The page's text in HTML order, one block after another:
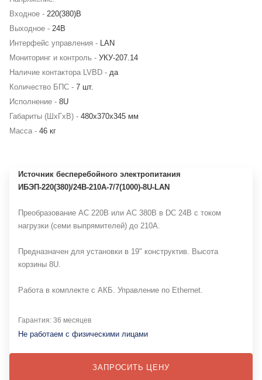
Входное - 220(380)В
Выходное - 24В
Интерфейс управления - LAN
Мониторинг и контроль - УКУ-207.14
Наличие контактора LVBD - да
Количество БПС - 7 шт.
Исполнение - 8U
Габариты (ШхГхВ) - 480х370х345 мм
Масса - 46 кг
Источник бесперебойного электропитания
ИБЭП-220(380)/24B-210А-7/7(1000)-8U-LAN
Преобразование AC 220В или AC 380В в DC 24В с током
нагрузки (семи выпрямителей) до 210А.
Предназначен для установки в 19" конструктив. Высота
корзины 8U.
Работа в комплекте с АКБ. Управление по Ethernet.
Гарантия: 36 месяцев
Не работаем с физическими лицами
ЗАПРОСИТЬ ЦЕНУ